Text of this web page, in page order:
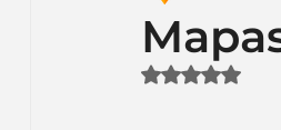
Identidade Visual
Avaliado